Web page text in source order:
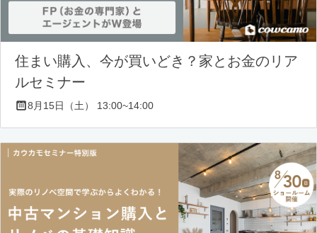
住まい購入、今が買いどき？家とお金のリア
ルセミナー
8月15日（土） 13:00~14:00